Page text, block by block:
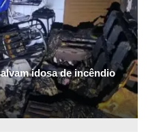
idosa de incêndio